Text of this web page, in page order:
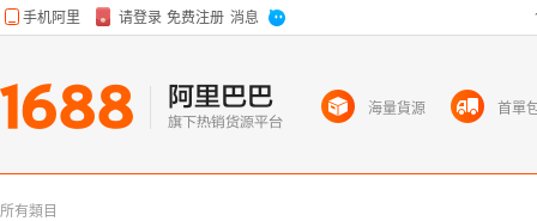
所有類目
海量貨源 首單